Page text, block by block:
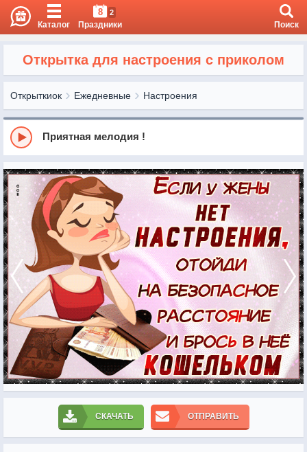
Каталог
8 2
Праздники Поиск
Открытка для настроения с приколом
Открыткиок Ежедневные Настроения
Приятная мелодия !
СКАЧАТЬ ОТПРАВИТЬ